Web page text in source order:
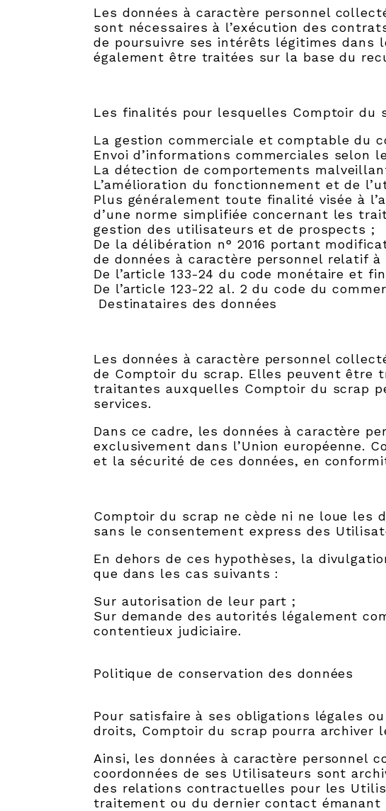
Les données à caractère personnel
sont nécessaires à l’exécution des
de poursuivre ses intérêts légitimes dans
également être traitées sur la base du
Les finalités pour lesquelles Comptoir du
La gestion commerciale et comptable du
Envoi d’informations commerciales selon
La détection de comportements
L’amélioration du fonctionnement et de
Plus généralement toute finalité visée à
d’une norme simplifiée concernant les
gestion des utilisateurs et de prospects ;
De la délibération n° 2016 portant
de données à caractère personnel relatif
De l’article 133-24 du code monétaire et
De l’article 123-22 al. 2 du code du
Destinataires des données
Les données à caractère personnel
de Comptoir du scrap. Elles peuvent être
traitantes auxquelles Comptoir du scrap
services.
Dans ce cadre, les données à caractère
exclusivement dans l’Union européenne.
et la sécurité de ces données, en
Comptoir du scrap ne cède ni ne loue les
sans le consentement express des
En dehors de ces hypothèses, la
que dans les cas suivants :
Sur autorisation de leur part ;
Sur demande des autorités légalement
contentieux judiciaire.
Politique de conservation des données
Pour satisfaire à ses obligations légales
droits, Comptoir du scrap pourra archiver
Ainsi, les données à caractère personnel
coordonnées de ses Utilisateurs sont
des relations contractuelles pour les
traitement ou du dernier contact émanant